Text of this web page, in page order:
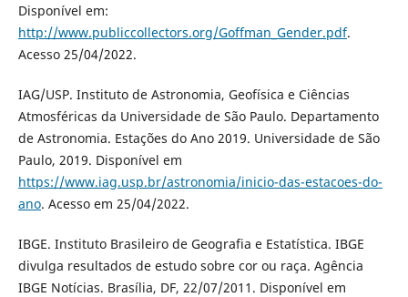
Disponível em:
http://www.publiccollectors.org/Goffman_Gender.pdf.
Acesso 25/04/2022.
IAG/USP. Instituto de Astronomia, Geofísica e Ciências
Atmosféricas da Universidade de São Paulo. Departamento
de Astronomia. Estações do Ano 2019. Universidade de São
Paulo, 2019. Disponível em
https://www.iag.usp.br/astronomia/inicio-das-estacoes-do-
ano. Acesso em 25/04/2022.
IBGE. Instituto Brasileiro de Geografia e Estatística. IBGE
divulga resultados de estudo sobre cor ou raça. Agência
IBGE Notícias. Brasília, DF, 22/07/2011. Disponível em